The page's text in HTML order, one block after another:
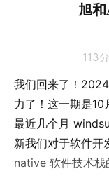
旭
113
我们回来了！
力了！这一期是10
最近几个月
新我们对于软件开
native 软件技术栈